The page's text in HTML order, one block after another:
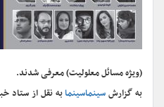
(ویژه مسائل معلولیت) معرفی شدند.
به گزارشسینماسینمابه نقل از ستاد